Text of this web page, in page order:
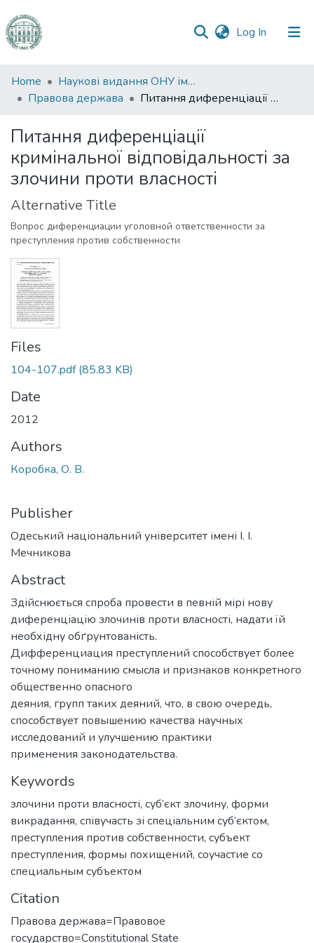
Log In (current)
Communities
&
All of DSpace
Statistics
Home
Наукові видання ОНУ імені І. І. Мечникова
Правова держава
Питання диференціації кримінальної відповідальності за злочини проти власності
Питання диференціації
кримінальної відповідальності за
злочини проти власності
Alternative Title
Вопрос диференциации уголовной ответственности за
преступления против собственности
Files
104-107.pdf(85.83 KB)
Date
2012
Authors
Коробка, О. В.
Publisher
Одеський національний університет імені І. І.
Мечникова
Abstract
Здійснюється спроба провести в певній мірі нову
диференціацію злочинів проти власності, надати їй
необхідну обґрунтованість.
Дифференциация преступлений способствует более
точному пониманию смысла и признаков конкретного
общественно опасного
деяния, групп таких деяний, что, в свою очередь,
способствует повышению качества научных
исследований и улучшению практики
применения законодательства.
Keywords
злочини проти власності, суб’єкт злочину, форми
викрадання, співучасть зі спеціальним суб’єктом,
преступления против собственности, субъект
преступления, формы похищений, соучастие со
специальным субъектом
Citation
Правова держава=Правовое
государство=Сonstitutional State